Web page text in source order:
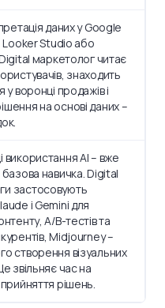
даних у Google
Studio або
маркетолог читає
знаходить
у воронці продажів і
на основі даних –
використання AI – вже
навичка. Digital
застосовують
і Gemini для
A/B-тестів та
Midjourney –
створення візуальних
звільняє час на
прийняття рішень.